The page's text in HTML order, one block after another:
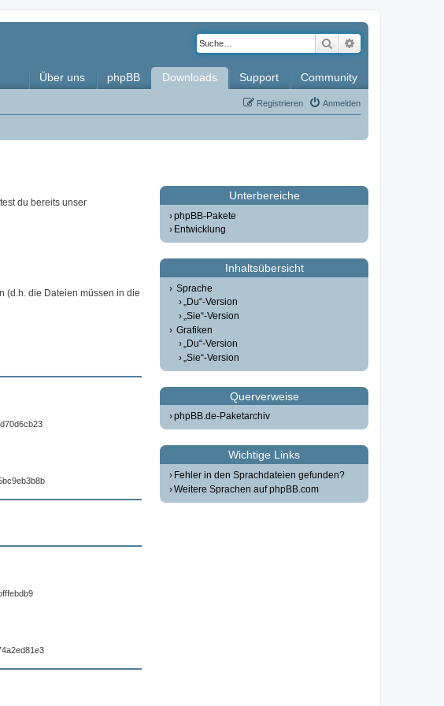
Suche
Über uns phpBB Downloads Support Community
Anmelden
Registrieren
du bereits unser
(d.h. die Dateien müssen in die
Unterbereiche
phpBB-Pakete
Entwicklung
Inhaltsübersicht
Sprache
„Du“-Version
„Sie“-Version
Grafiken
„Du“-Version
„Sie“-Version
Querverweise
phpBB.de-Paketarchiv
Wichtige Links
Fehler in den Sprachdateien gefunden?
Weitere Sprachen auf phpBB.com